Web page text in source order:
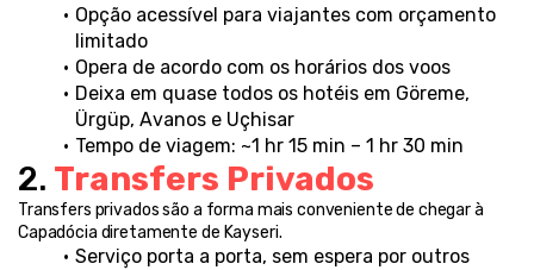
Opção acessível para viajantes com orçamento
limitado
Opera de acordo com os horários dos voos
Deixa em quase todos os hotéis em Göreme,
Ürgüp, Avanos e Uçhisar
Tempo de viagem: ~1 hr 15 min – 1 hr 30 min
2. Transfers Privados
Transfers privados são a forma mais conveniente de chegar à
Capadócia diretamente de Kayseri.
Serviço porta a porta, sem espera por outros